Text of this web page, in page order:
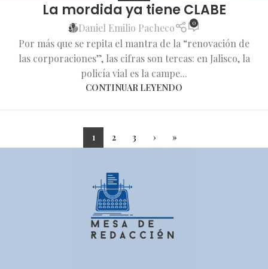
La mordida ya tiene CLABE
Daniel Emilio Pacheco 0
Por más que se repita el mantra de la “renovación de
las corporaciones”, las cifras son tercas: en Jalisco, la
policía vial es la campe...
CONTINUAR LEYENDO
1 2 3 › »